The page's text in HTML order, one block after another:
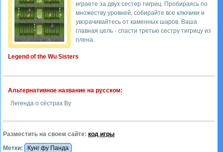
Legend of the Wu Sisters
играете за двух сестер тигриц. Пробираясь по
множеству уровней, собирайте все ключики и
уворачивайтесь от каменных шаров. Ваша
главная цель - спасти третью сестру тигрицу из
плена.
Альтернативное название на русском:
Легенда о сёстрах Ву
Разместить на своем сайте: код игры
Метки:
Кунг фу Панда